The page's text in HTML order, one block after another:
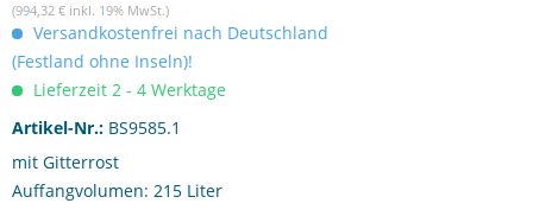
(994,32 € inkl. 19% MwSt.)
Versandkostenfrei nach Deutschland
(Festland ohne Inseln)!
Lieferzeit 2 - 4 Werktage
Artikel-Nr.: BS9585.1
mit Gitterrost
Auffangvolumen: 215 Liter